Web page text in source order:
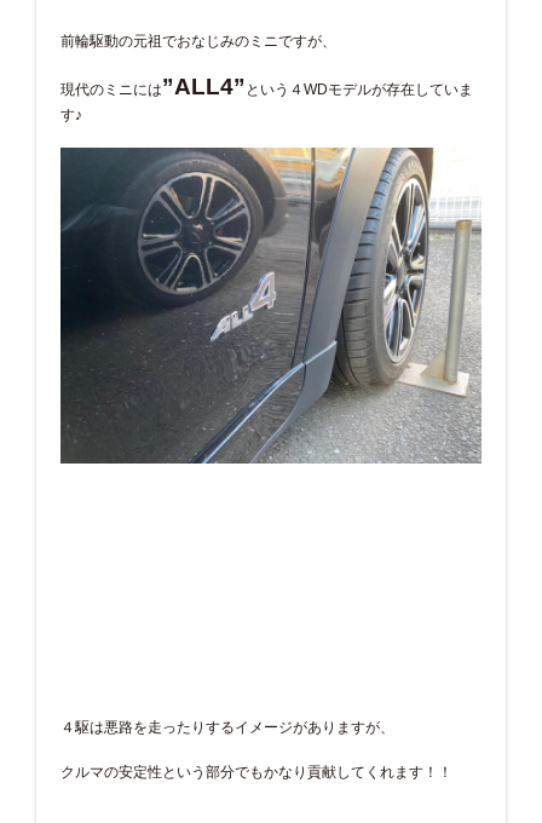
前輪駆動の元祖でおなじみのミニですが、
現代のミニには”ALL4” という４WDモデルが存在していま
す♪
４駆は悪路を走ったりするイメージがありますが、
クルマの安定性という部分でもかなり貢献してくれます！！